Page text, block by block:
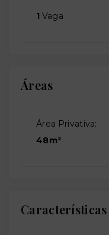
1 Vaga
Áreas
Área Privativa:
48m²
Características